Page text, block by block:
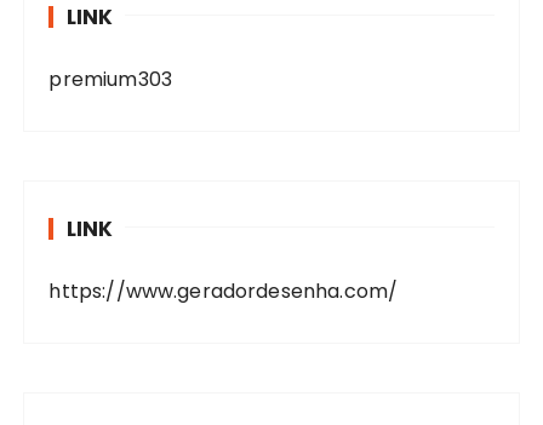
LINK
premium303
LINK
https://www.geradordesenha.com/